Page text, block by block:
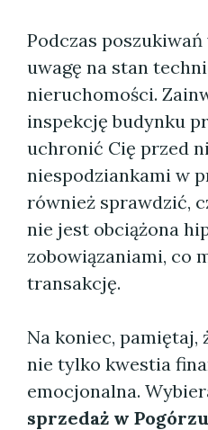
Podczas
uwagę na stan
nieruchomości.
inspekcję budynku
uchronić Cię przed
niespodziankami w
również sprawdzić,
nie jest obciążona
zobowiązaniami, co
transakcję.
Na koniec, pamiętaj,
nie tylko kwestia
emocjonalna.
sprzedaż w